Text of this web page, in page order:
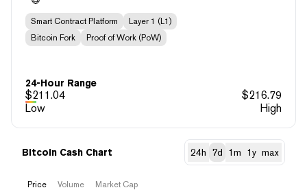
Smart Contract Platform
Layer 1 (L1)
Bitcoin Fork
Proof of Work (PoW)
24-Hour Range
$211.04 $216.79
Low
High
Bitcoin Cash Chart 24h 7d 1m 1y max
Price Volume Market Cap